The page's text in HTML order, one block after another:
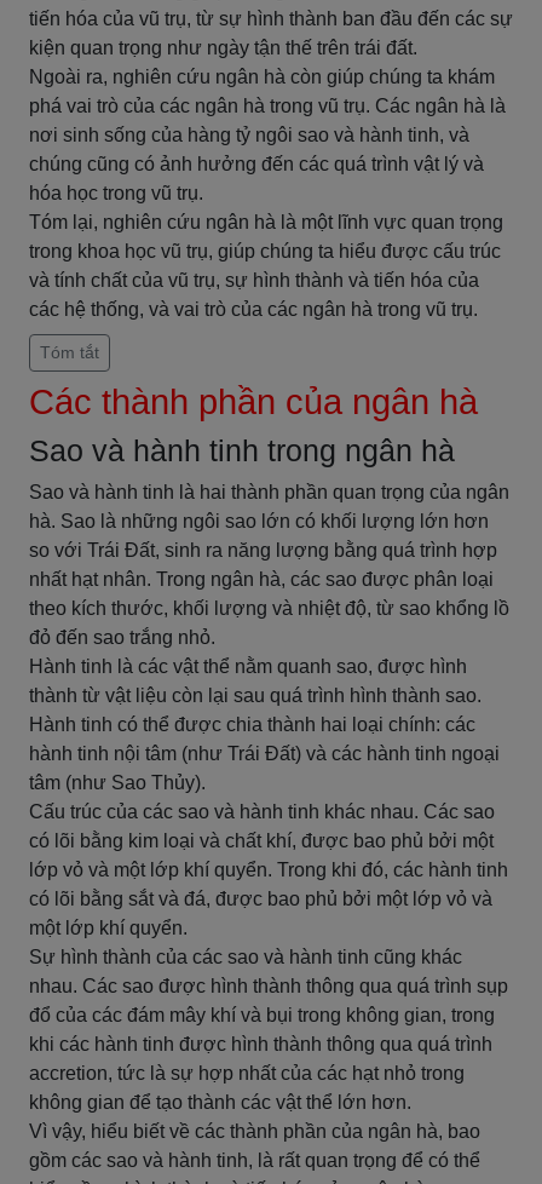
tiến hóa của vũ trụ, từ sự hình thành ban đầu đến các sự
kiện quan trọng như ngày tận thế trên trái đất.
Ngoài ra, nghiên cứu ngân hà còn giúp chúng ta khám
phá vai trò của các ngân hà trong vũ trụ. Các ngân hà là
nơi sinh sống của hàng tỷ ngôi sao và hành tinh, và
chúng cũng có ảnh hưởng đến các quá trình vật lý và
hóa học trong vũ trụ.
Tóm lại, nghiên cứu ngân hà là một lĩnh vực quan trọng
trong khoa học vũ trụ, giúp chúng ta hiểu được cấu trúc
và tính chất của vũ trụ, sự hình thành và tiến hóa của
các hệ thống, và vai trò của các ngân hà trong vũ trụ.
Tóm tắt
Các thành phần của ngân hà
Sao và hành tinh trong ngân hà
Sao và hành tinh là hai thành phần quan trọng của ngân
hà. Sao là những ngôi sao lớn có khối lượng lớn hơn
so với Trái Đất, sinh ra năng lượng bằng quá trình hợp
nhất hạt nhân. Trong ngân hà, các sao được phân loại
theo kích thước, khối lượng và nhiệt độ, từ sao khổng lồ
đỏ đến sao trắng nhỏ.
Hành tinh là các vật thể nằm quanh sao, được hình
thành từ vật liệu còn lại sau quá trình hình thành sao.
Hành tinh có thể được chia thành hai loại chính: các
hành tinh nội tâm (như Trái Đất) và các hành tinh ngoại
tâm (như Sao Thủy).
Cấu trúc của các sao và hành tinh khác nhau. Các sao
có lõi bằng kim loại và chất khí, được bao phủ bởi một
lớp vỏ và một lớp khí quyển. Trong khi đó, các hành tinh
có lõi bằng sắt và đá, được bao phủ bởi một lớp vỏ và
một lớp khí quyển.
Sự hình thành của các sao và hành tinh cũng khác
nhau. Các sao được hình thành thông qua quá trình sụp
đổ của các đám mây khí và bụi trong không gian, trong
khi các hành tinh được hình thành thông qua quá trình
accretion, tức là sự hợp nhất của các hạt nhỏ trong
không gian để tạo thành các vật thể lớn hơn.
Vì vậy, hiểu biết về các thành phần của ngân hà, bao
gồm các sao và hành tinh, là rất quan trọng để có thể